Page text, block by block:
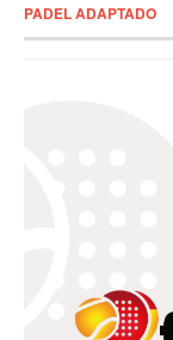
PADEL ADAPTADO